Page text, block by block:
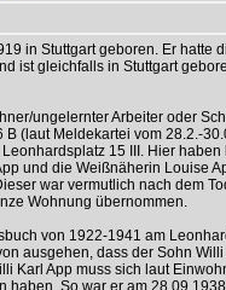
in Stuttgart geboren. Er hatte
ist gleichfalls in Stuttgart
ungelernter Arbeiter oder
(laut Meldekartei vom 28.2.-
15 III. Hier
und die Weißnäherin Louise
war vermutlich nach dem
Wohnung übernommen.
von 1922-1941 am
ausgehen, dass der Sohn
Karl App muss sich laut
haben. So war er am